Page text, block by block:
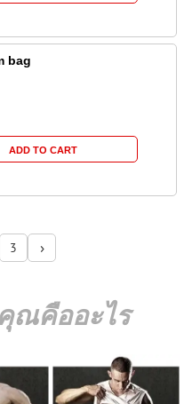
bag
ADD TO CART
3 ›
ณคืออะไร